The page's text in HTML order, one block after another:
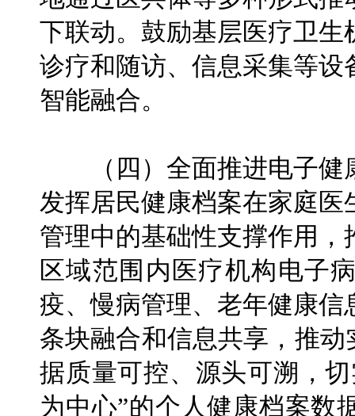
下联动。鼓励基层医疗卫
诊疗和随访、信息采集等
智能融合。
（四）全面推进电子健
发挥居民健康档案在家庭
管理中的基础性支撑作用
区域范围内医疗机构电子
疫、慢病管理、老年健康
条块融合和信息共享，推
据质量可控、源头可溯，
为中心”的个人健康档案数